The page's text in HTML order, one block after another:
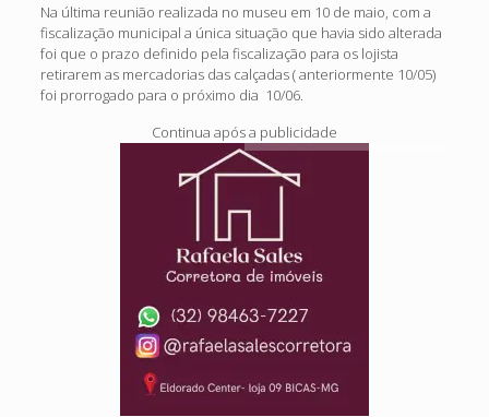
Na última reunião realizada no museu em 10 de maio, com a
fiscalização municipal a única situação que havia sido alterada
foi que o prazo definido pela fiscalização para os lojista
retirarem as mercadorias das calçadas ( anteriormente 10/05)
foi prorrogado para o próximo dia 10/06.
Continua após a publicidade